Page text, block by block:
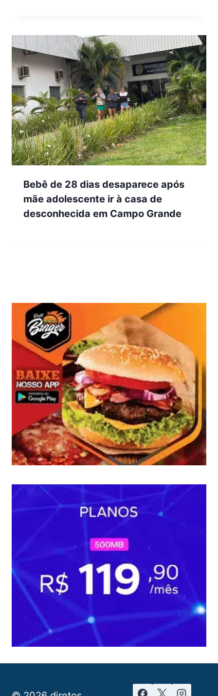
Bebê de 28 dias desaparece após
mãe adolescente ir à casa de
desconhecida em Campo Grande